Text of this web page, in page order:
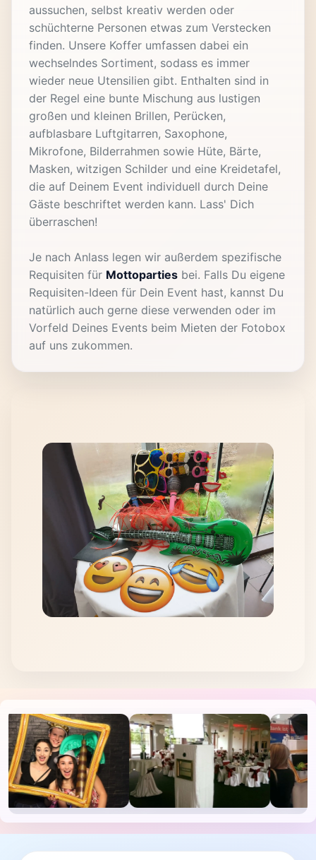
aussuchen, selbst kreativ werden oder
schüchterne Personen etwas zum Verstecken
finden. Unsere Koffer umfassen dabei ein
wechselndes Sortiment, sodass es immer
wieder neue Utensilien gibt. Enthalten sind in
der Regel eine bunte Mischung aus lustigen
großen und kleinen Brillen, Perücken,
aufblasbare Luftgitarren, Saxophone,
Mikrofone, Bilderrahmen sowie Hüte, Bärte,
Masken, witzigen Schilder und eine Kreidetafel,
die auf Deinem Event individuell durch Deine
Gäste beschriftet werden kann. Lass' Dich
überraschen!
Je nach Anlass legen wir außerdem spezifische
Requisiten für Mottoparties bei. Falls Du eigene
Requisiten-Ideen für Dein Event hast, kannst Du
natürlich auch gerne diese verwenden oder im
Vorfeld Deines Events beim Mieten der Fotobox
auf uns zukommen.